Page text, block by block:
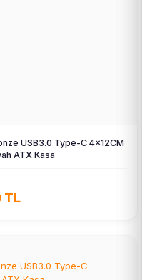
USB3.0 Type-C 4×12CM
ATX Kasa
TL